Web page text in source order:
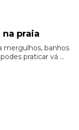
praia
mergulhos, banhos
praticar vá ...